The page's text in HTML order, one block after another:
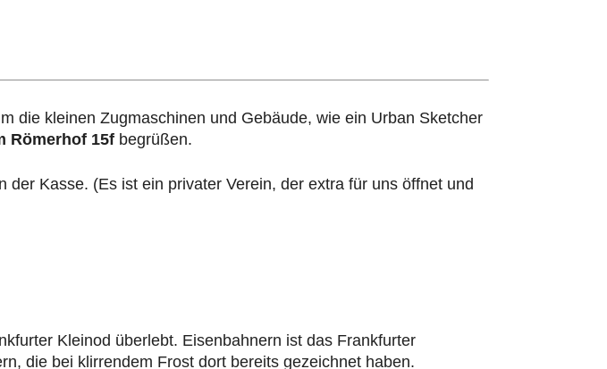
die kleinen Zugmaschinen und Gebäude, wie ein Urban Sketcher
Römerhof 15f begrüßen.
der Kasse. (Es ist ein privater Verein, der extra für uns öffnet und
Kleinod überlebt. Eisenbahnern ist das Frankfurter
die bei klirrendem Frost dort bereits gezeichnet haben.